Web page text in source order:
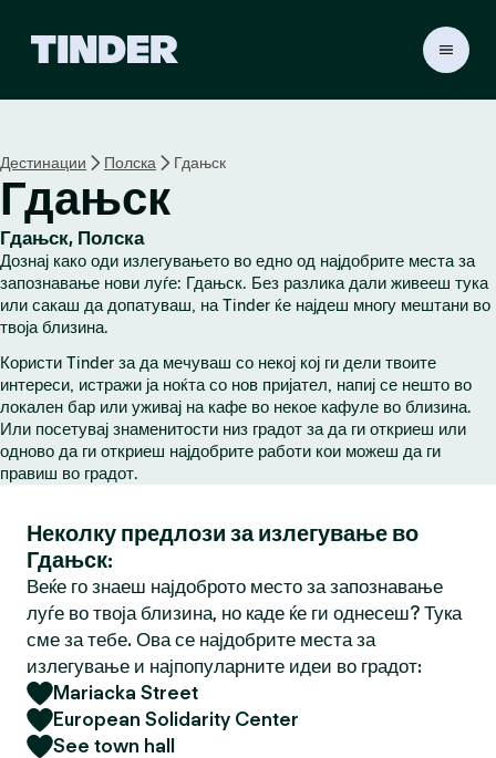
r
e
Дестинации Полска Гдањск
Гдањск
Гдањск, Полска
Дознај како оди излегувањето во едно од најдобрите места за
запознавање нови луѓе: Гдањск. Без разлика дали живееш тука
или сакаш да допатуваш, на Tinder ќе најдеш многу мештани во
твоја близина.
Користи Tinder за да мечуваш со некој кој ги дели твоите
интереси, истражи ја ноќта со нов пријател, напиј се нешто во
локален бар или уживај на кафе во некое кафуле во близина.
Или посетувај знаменитости низ градот за да ги откриеш или
одново да ги откриеш најдобрите работи кои можеш да ги
правиш во градот.
Неколку предлози за излегување во
Гдањск:
Веќе го знаеш најдоброто место за запознавање
луѓе во твоја близина, но каде ќе ги однесеш? Тука
сме за тебе. Ова се најдобрите места за
излегување и најпопуларните идеи во градот:
Mariacka Street
European Solidarity Center
See town hall